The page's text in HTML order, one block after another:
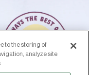
to the storing of
analyze site